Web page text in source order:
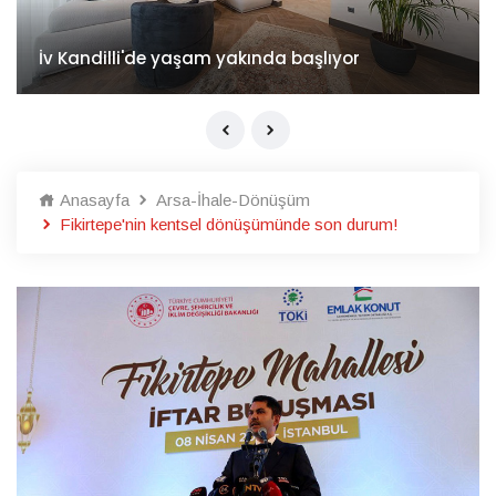
İv Kandilli'de yaşam yakında başlıyor
Anasayfa
Arsa-İhale-Dönüşüm
Fikirtepe'nin kentsel dönüşümünde son durum!